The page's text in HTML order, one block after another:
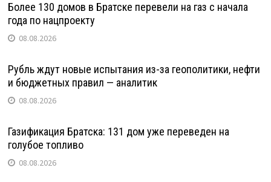
Более 130 домов в Братске перевели на газ с начала
года по нацпроекту
08.08.2026
Рубль ждут новые испытания из-за геополитики, нефти
и бюджетных правил — аналитик
08.08.2026
Газификация Братска: 131 дом уже переведен на
голубое топливо
08.08.2026